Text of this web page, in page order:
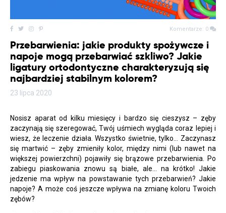
Komentarze: 0
Przebarwienia: jakie produkty spożywcze i
napoje mogą przebarwiać szkliwo? Jakie
ligatury ortodontyczne charakteryzują się
najbardziej stabilnym kolorem?
23 lipca 2020
Nosisz aparat od kilku miesięcy i bardzo się cieszysz – zęby
zaczynają się szeregować, Twój uśmiech wygląda coraz lepiej i
wiesz, że leczenie działa. Wszystko świetnie, tylko… Zaczynasz
się martwić – zęby zmieniły kolor, między nimi (lub nawet na
większej powierzchni) pojawiły się brązowe przebarwienia. Po
zabiegu piaskowania znowu są białe, ale… na krótko! Jakie
jedzenie ma wpływ na powstawanie tych przebarwień? Jakie
napoje? A może coś jeszcze wpływa na zmianę koloru Twoich
zębów?